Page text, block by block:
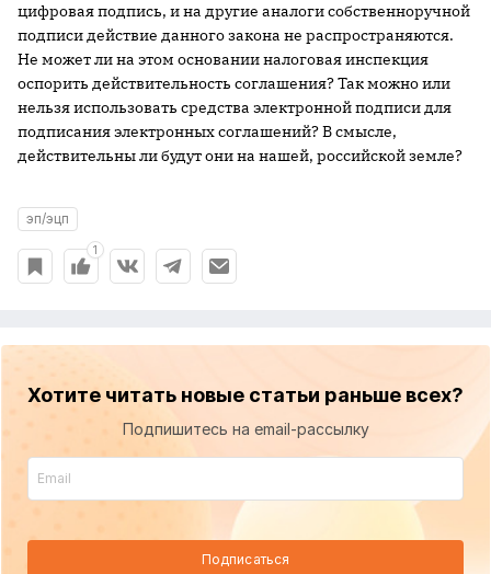
цифровая подпись, и на другие аналоги собственноручной
подписи действие данного закона не распространяются.
Не может ли на этом основании налоговая инспекция
оспорить действительность соглашения? Так можно или
нельзя использовать средства электронной подписи для
подписания электронных соглашений? В смысле,
действительны ли будут они на нашей, российской земле?
эп/эцп
1
Хотите читать новые статьи раньше всех?
Подпишитесь на email-рассылку
Подписаться